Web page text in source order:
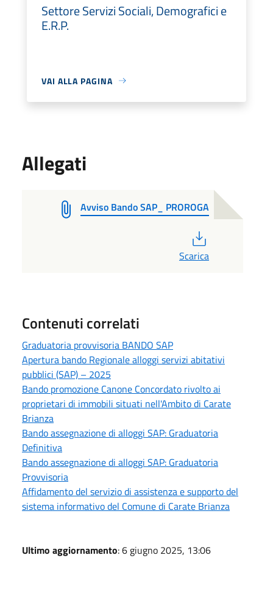
Settore Servizi Sociali, Demografici e
E.R.P.
VAI ALLA PAGINA
Allegati
Avviso Bando SAP_ PROROGA
Scarica
Contenuti correlati
Graduatoria provvisoria BANDO SAP
Apertura bando Regionale alloggi servizi abitativi
pubblici (SAP) – 2025
Bando promozione Canone Concordato rivolto ai
proprietari di immobili situati nell'Ambito di Carate
Brianza
Bando assegnazione di alloggi SAP: Graduatoria
Definitiva
Bando assegnazione di alloggi SAP: Graduatoria
Provvisoria
Affidamento del servizio di assistenza e supporto del
sistema informativo del Comune di Carate Brianza
Ultimo aggiornamento: 6 giugno 2025, 13:06